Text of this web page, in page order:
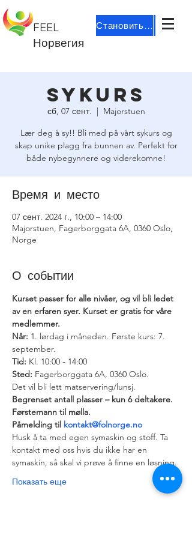
FEEL
Норвегия
Становиться участником
Sykurs
сб, 07 сент.
  |
Majorstuen
Lær deg å sy!! Bli med på vårt sykurs og
skap unike plagg fra bunnen av. Perfekt for
både nybegynnere og viderekomne!
Время и место
07 сент. 2024 г., 10:00 – 14:00
Majorstuen, Fagerborggata 6A, 0360 Oslo,
Norge
О событии
Kurset passer for alle nivåer, og vil bli ledet
av en erfaren syer. Kurset er gratis for våre
medlemmer.
Når: 1. lørdag i måneden. Første kurs: 7.
Tid:
Sted: Fagerborggata 6A, 0360 Oslo.
Det vil bli lett matservering/lunsj.
Begrenset antall plasser – kun 6 deltakere.
Førstemann til mølla.
Påmelding til kontakt@folnorge.no
Husk å ta med egen symaskin og stoff. Ta
kontakt med oss hvis du ikke har en
symaskin, så skal vi prøve å finne en løsning.
Показать еще